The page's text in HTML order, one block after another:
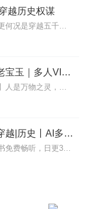
傻逼东西，周仓怎
者打平手，这已经
是放一只蚂蚁下去
，
越历史权谋
亲爱的小耳朵：天下大事分久必合更何况是穿越五千年的大融合且看主公秦羽如何智计无双能征善战一统天下记得订阅、评论、点赞哦····谢谢！！！
蛊真人｜大爱仙尊｜热血｜老宝玉｜多人VIP免费有声剧
内容简介【黑暗文反派流封神之作】人是万物之灵，蛊是天地真精。一个穿越者不断重生的故事。一个养蛊、炼蛊、用蛊的奇特世界。配音组（男角色）老宝玉旁白...
【免费】三国之人皇系统丨穿越|历史丨AI多播
开局神装，横扫战场！收听福利全书免费畅听，日更3集制作不易请好心听众关注、订阅、打赏、投喂月票、点赞评论等等，主播会很开心的以爆更回报!遇好心人打赏立即送5集...